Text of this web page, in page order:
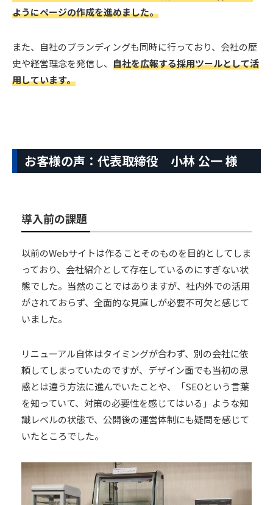
ようにページの作成を進めました。
また、自社のブランディングも同時に行っており、会社の歴
史や経営理念を発信し、 自社を広報する採用ツールとして活
用しています。
お客様の声：代表取締役 小林 公一 様
導入前の課題
以前のWebサイトは作ることそのものを目的としてしま
っており、会社紹介として存在しているのにすぎない状
態でした。当然のことではありますが、社内外での活用
がされておらず、全面的な見直しが必要不可欠と感じて
いました。
リニューアル自体はタイミングが合わず、別の会社に依
頼してしまっていたのですが、デザイン面でも当初の思
惑とは違う方法に進んでいたことや、「SEOという言葉
を知っていて、対策の必要性を感じてはいる」ような知
識レベルの状態で、公開後の運営体制にも疑問を感じて
いたところでした。